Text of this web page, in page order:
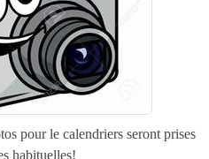
pour le calendriers seront prises
habituelles!